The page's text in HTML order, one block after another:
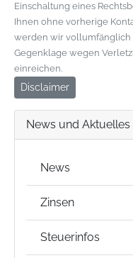
Einschaltung eines
Ihnen ohne vorherige
werden wir
Gegenklage wegen
einreichen.
Disclaimer
News und Aktuelles
News
Zinsen
Steuerinfos